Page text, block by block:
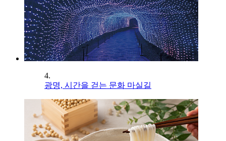
4.
광명, 시간을 걷는 문화 마실길